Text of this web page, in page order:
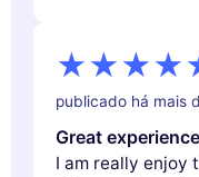
publicado há mais
Great
I am really enjoy